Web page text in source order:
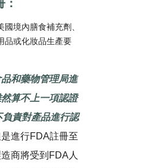
：
國境內膳食補充劑、
品或化妝品生產要
和藥物管理局進
算不上一項認證
負責對產品進行認
進行FDA註冊至
商將受到FDA人